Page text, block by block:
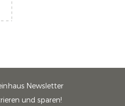
Newsletter
und sparen!